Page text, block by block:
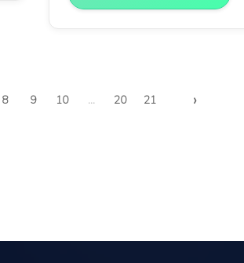
8 9 10 ... 20 21 ›